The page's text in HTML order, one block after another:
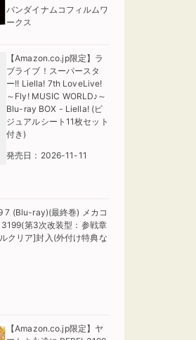
バンダイナムコフィルムワ
ークス
【Amazon.co.jp限定】ラ
ブライブ！スーパースタ
ー!! Liella! 7th LoveLive!
～Fly! MUSIC WORLD♪～
Blu-ray BOX - Liella! (ビ
ジュアルシート11枚セット
付き)
発売日：2026-11-11
7 (Blu-ray)(最終巻) メカコ
第3次改装型：参戦章
クリア]封入(外付け特典な
【Amazon.co.jp限定】ヤ